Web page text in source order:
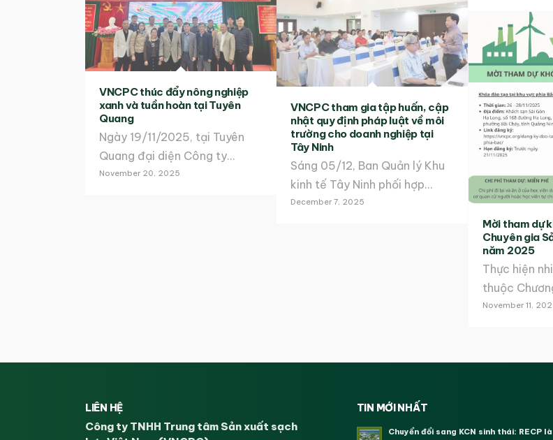
VNCPC tham gia tập huấn, cập
nhật quy định pháp luật về môi
trường cho doanh nghiệp tại
Tây Ninh
Sáng 05/12, Ban Quản lý Khu
kinh tế Tây Ninh phối hợp…
December 7, 2025
VNCPC thúc đẩy nông nghiệp
xanh và tuần hoàn tại Tuyên
Quang
Ngày 19/11/2025, tại Tuyên
Quang đại diện Công ty…
November 20, 2025
Mời tham dự
Chuyên gia
năm 2025
Thực hiện
thuộc
November 11,
LIÊN HỆ
Công ty TNHH Trung tâm Sản xuất sạch
TIN MỚI NHẤT
Chuyển đổi sang KCN sinh thái: RECP